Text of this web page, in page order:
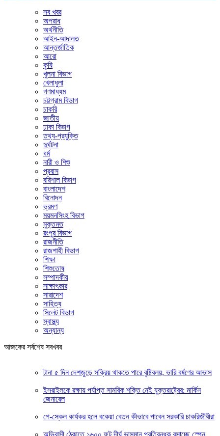
সব খবর
অপরাধ
অর্থনীতি
আইন-আদালত
আন্তর্জাতিক
আরো
কৃষি
খুলনা বিভাগ
খেলাধুলা
গণমাধ্যম
চট্টগ্রাম বিভাগ
চাকরি
জাতীয়
ঢাকা বিভাগ
তথ্য-প্রযুক্তি
দুর্ঘটনা
ধর্ম
নারী ও শিশু
প্রবাস
বরিশাল বিভাগ
বাংলাদেশ
বিনোদন
ভ্রমণ
ময়মনসিংহ বিভাগ
মুক্তমত
রংপুর বিভাগ
রাজনীতি
রাজশাহী বিভাগ
শিক্ষা
শিশুতোষ
সম্পাদকীয়
সাক্ষাৎকার
সারাদেশ
সাহিত্য
সিলেট বিভাগ
স্বাস্থ্য
অন্যান্য
আজকের সর্বশেষ সবখবর
টানা ৫ দিন দেশজুড়ে সক্রিয় থাকতে পারে বৃষ্টিবলয়, ভারি বর্ষণের আভাস
ইসরাইলকে রক্ষায় পর্যাপ্ত সামরিক শক্তি নেই যুক্তরাষ্ট্রের: মার্কিন
জেনারেল
পে-স্কেল কার্যকর হলে বকেয়া বেতন কীভাবে পাবেন সরকারি চাকরিজীবীরা
অভিবাসী ঠেকাতে ১৬০০ ফুট দীর্ঘ ভাসমান প্রতিবন্ধক বসাচ্ছে স্পেন